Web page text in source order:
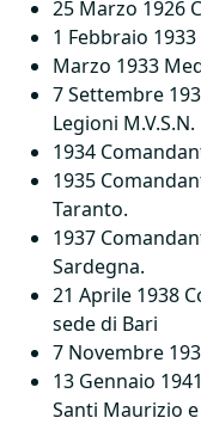
25 Marzo 1926
1 Febbraio
Marzo 1933
7 Settembre
Legioni M.V.S.N.
1934
1935
Taranto.
1937
Sardegna.
21 Aprile 1938
sede di Bari
7 Novembre
13 Gennaio
Santi Maurizio